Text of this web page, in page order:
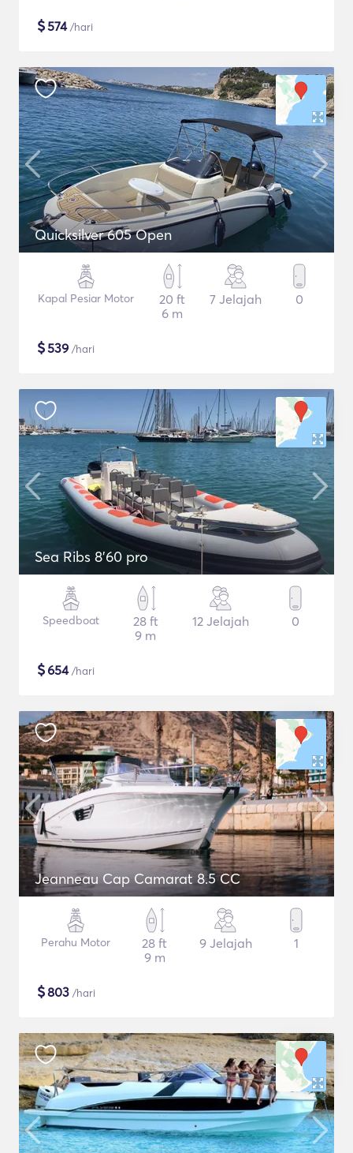
$574/hari
Quicksilver 605 Open
Kapal Pesiar Motor
20 ft
6 m
7 Jelajah 0
$539 /hari
Sea Ribs 8'60 pro
Speedboat
28 ft
9 m
12 Jelajah 0
$654/hari
Jeanneau Cap Camarat 8.5 CC
Perahu Motor
28 ft
9 m
9 Jelajah 1
$803 /hari